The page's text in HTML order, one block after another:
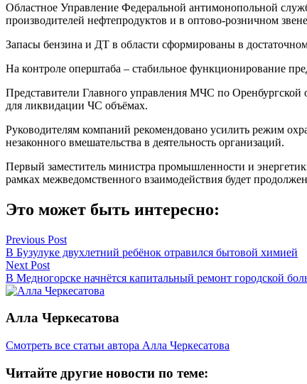
Областное Управление Федеральной антимонопольной
производителей нефтепродуктов и в оптово-розничном
Запасы бензина и ДТ в области сформированы в
На контроле оперштаба – стабильное функционирование
Представители Главного управления МЧС по Оренбургской
для ликвидации ЧС объёмах.
Руководителям компаний рекомендовано усилить режим
незаконного вмешательства в деятельность организаций.
Первый заместитель министра промышленности и
рамках межведомственного взаимодействия будет
Это может быть интересно:
Навигация
по
записям
Previous Post
В Бузулуке двухлетний ребёнок отравился бытовой химией
Next Post
В Медногорске начнётся капитальный ремонт городской
Алла Черкесатова
Смотреть все статьи автора Алла Черкесатова
Читайте другие новости по теме: